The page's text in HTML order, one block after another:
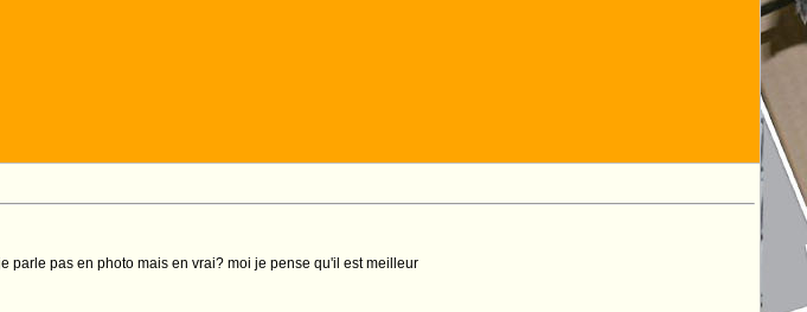
parle pas en photo mais en vrai? moi je pense qu'il est meilleur